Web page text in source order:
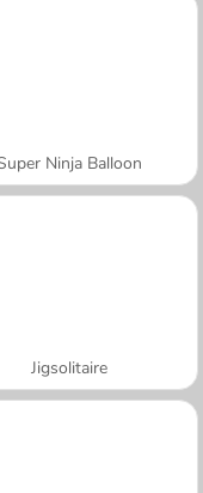
Ninja Balloon
Jigsolitaire